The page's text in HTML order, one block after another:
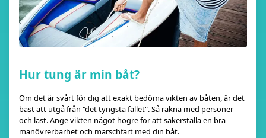
Hur tung är min båt?
Om det är svårt för dig att exakt bedöma vikten av båten, är det
bäst att utgå från "det tyngsta fallet". Så räkna med personer
och last. Ange vikten något högre för att säkerställa en bra
manövrerbarhet och marschfart med din båt.